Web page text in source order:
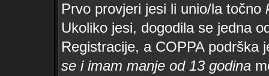
Prvo provjeri jesi li unio/la točno
Ukoliko jesi, dogodila se jedna
Registracije, a COPPA
se i imam manje od 13 godina